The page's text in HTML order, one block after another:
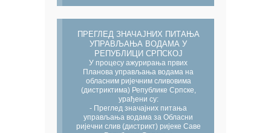
ПРЕГЛЕД ЗНАЧАЈНИХ ПИТАЊА
УПРАВЉАЊА ВОДАМА У
РЕПУБЛИЦИ СРПСКОЈ
У процесу ажурирања првих
Планова управљања водама на
обласним ријечним сливовима
(дистриктима) Републике Српске,
урађени су:
- Преглед значајних питања
управљања водама за Обласни
ријечни слив (дистрикт) ријеке Саве